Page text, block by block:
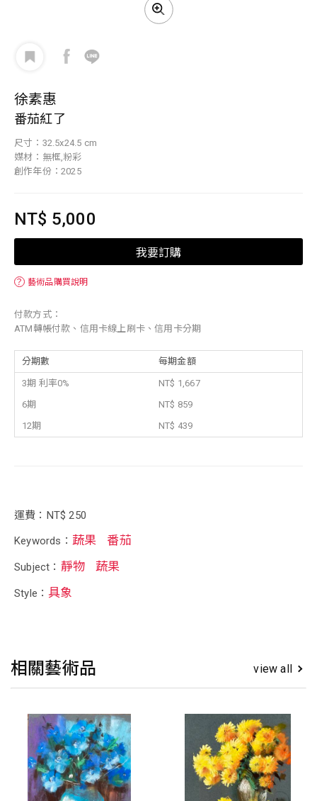
徐素惠
番茄紅了
尺寸：32.5x24.5 cm
媒材：無框,粉彩
創作年份：2025
NT$ 5,000
我要訂購
？ 藝術品購買說明
付款方式：
ATM轉帳付款、信用卡線上刷卡、信用卡分期
分期數 每期金額
3期 利率0%
NT$ 1,667
6期
NT$ 859
12期
NT$ 439
運費：NT$ 250
Keywords： 蔬果 番茄
Subject： 靜物 蔬果
Style： 具象
相關藝術品 view all